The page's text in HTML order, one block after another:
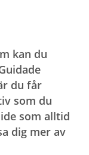
kan du
du får
som du
som alltid
dig mer av